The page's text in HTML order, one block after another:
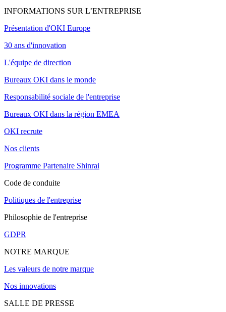
INFORMATIONS SUR L’ENTREPRISE
Présentation d'OKI Europe
30 ans d'innovation
L'équipe de direction
Bureaux OKI dans le monde
Responsabilité sociale de l'entreprise
Bureaux OKI dans la région EMEA
OKI recrute
Nos clients
Programme Partenaire Shinrai
Code de conduite
Politiques de l'entreprise
Philosophie de l'entreprise
GDPR
NOTRE MARQUE
Les valeurs de notre marque
Nos innovations
SALLE DE PRESSE